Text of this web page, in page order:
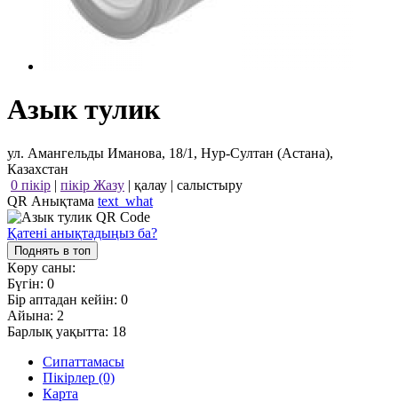
Азык тулик
ул. Амангельды Иманова, 18/1, Нур-Султан (Астана),
Казахстан
0 пікір | пікір Жазу | қалау | салыстыру
QR Анықтама text_what
Қатені анықтадыңыз ба?
Поднять в топ
Көру саны:
Бүгін: 0
Бір аптадан кейін: 0
Айына: 2
Барлық уақытта: 18
Сипаттамасы
Пікірлер (0)
Карта